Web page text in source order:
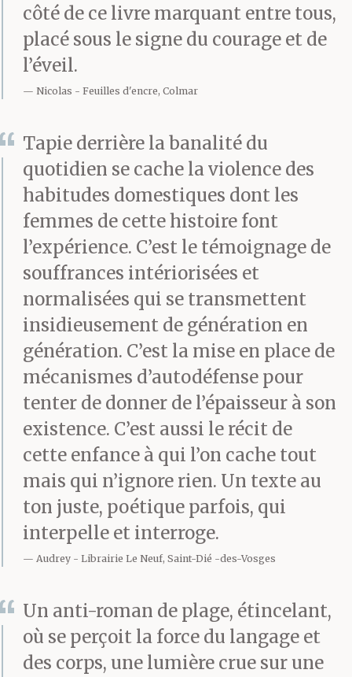
côté de ce livre marquant entre tous,
placé sous le signe du courage et de
l’éveil.
Nicolas Feuilles d'encre, Colmar
Tapie derrière la banalité du
quotidien se cache la violence des
habitudes domestiques dont les
femmes de cette histoire font
l’expérience. C’est le témoignage de
souffrances intériorisées et
normalisées qui se transmettent
insidieusement de génération en
génération. C’est la mise en place de
mécanismes d’autodéfense pour
tenter de donner de l’épaisseur à son
existence. C’est aussi le récit de
cette enfance à qui l’on cache tout
mais qui n’ignore rien. Un texte au
ton juste, poétique parfois, qui
interpelle et interroge.
Audrey Librairie Le Neuf, Saint-Dié -des-Vosges
Un anti-roman de plage, étincelant,
où se perçoit la force du langage et
des corps, une lumière crue sur une